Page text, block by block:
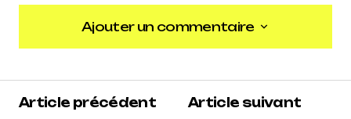
Ajouter un commentaire
Ajouter un commentaire
Article précédent
Article suivant